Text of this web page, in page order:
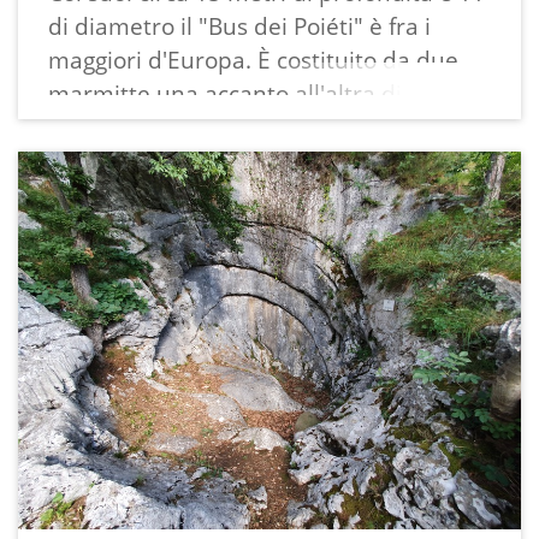
di diametro il "Bus dei Poiéti" è fra i
maggiori d'Europa. È costituito da due
marmitte una accanto all'altra di diversa
profondità ed è stato scavato a partire
dal 1878 a cura della SAT sotto la
direzione dell'ing. Annibale Apollonio ed
in seguito a cura del Museo Tridentino di
Scienze Naturali sotto la direzione del
vezzanese Nereo Cesare Garbari, tra il
1966 e il 1975.
Tra i materiali di deposito vennero
rinvenuti reperti archeologici riferibili
all'età del Bronzo Medio (3.500 anni fa
circa): ossa umane e di animali, cocci di
vasi, oggetti di selce, residui di cibo.
Una scala metallica permette di